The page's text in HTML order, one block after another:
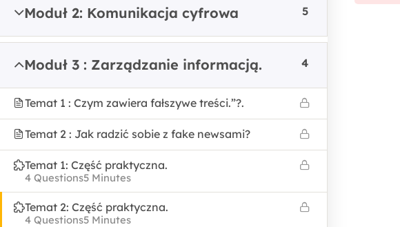
Home All Courses ASDIGITAL Theoretical Framework
Moduł 2: Komunikacja cyfrowa 5
Moduł 3 : Zarządzanie informacją. 4
Temat 1 : Czym zawiera fałszywe treści.”?.
Temat 2 : Jak radzić sobie z fake newsami?
Temat 1: Część praktyczna.
5 Minutes
4 Questions
Temat 2: Część praktyczna.
5 Minutes
4 Questions
Copyright © 2026